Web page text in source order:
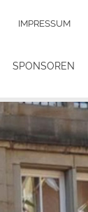
IMPRESSUM
SPONSOREN